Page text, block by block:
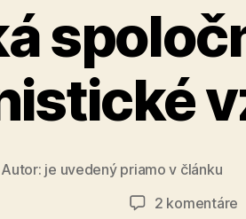
Autor: je uvedený priamo v článku
2 komentáre